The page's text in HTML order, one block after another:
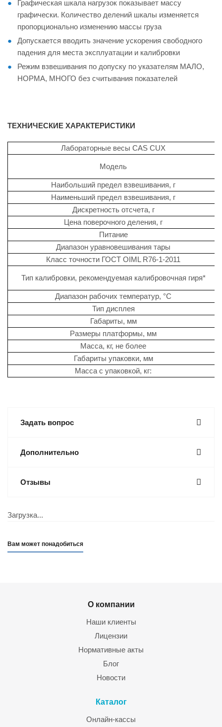
Графическая шкала нагрузок показывает массу
графически. Количество делений шкалы изменяется
пропорционально изменению массы груза
Допускается вводить значение ускорения свободного
падения для места эксплуатации и калибровки
Режим взвешивания по допуску по указателям МАЛО,
НОРМА, МНОГО без считывания показателей
ТЕХНИЧЕСКИЕ ХАРАКТЕРИСТИКИ
Лабораторные весы CAS CUX
Модель
Наибольший предел взвешивания, г
Наименьший предел взвешивания, г
Дискретность отсчета, г
Цена поверочного деления, г
Питание
Диапазон уравновешивания тары
Класс точности ГОСТ OIML R76-1-2011
Тип калибровки, рекомендуемая калибровочная гиря*
Диапазон рабочих температур, °С
Тип дисплея
Габариты, мм
Размеры платформы, мм
Масса, кг, не более
Габариты упаковки, мм
Масса с упаковкой, кг:
Задать вопрос
Дополнительно
Отзывы
Загрузка...
Вам может понадобиться
О компании
Наши клиенты
Лицензии
Нормативные акты
Блог
Новости
Каталог
Онлайн-кассы